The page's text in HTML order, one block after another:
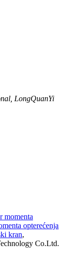
LongQuanYi
momenta
opterećenja
kran,
Co.Ltd.